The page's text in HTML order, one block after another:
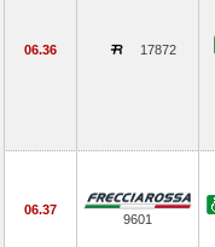
06.36 17872
06.37
9601